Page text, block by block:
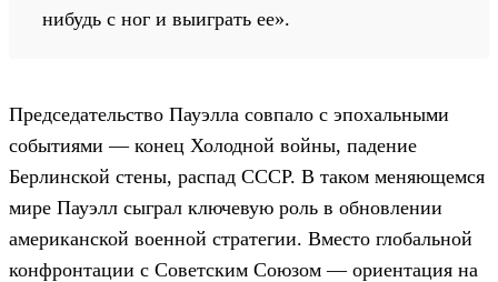
нибудь с ног и выиграть ее».
Председательство Пауэлла совпало с эпохальными
событиями — конец Холодной войны, падение
Берлинской стены, распад СССР. В таком меняющемся
мире Пауэлл сыграл ключевую роль в обновлении
американской военной стратегии. Вместо глобальной
конфронтации с Советским Союзом — ориентация на